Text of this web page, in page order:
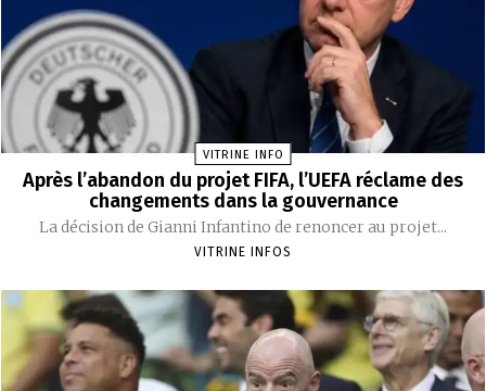
VITRINE INFO
Après l’abandon du projet FIFA, l’UEFA réclame des
changements dans la gouvernance
La décision de Gianni Infantino de renoncer au projet...
VITRINE INFOS